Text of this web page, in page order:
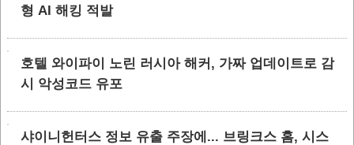
형 AI 해킹 적발
호텔 와이파이 노린 러시아 해커, 가짜 업데이트로 감
시 악성코드 유포
샤이니헌터스 정보 유출 주장에... 브링크스 홈, 시스